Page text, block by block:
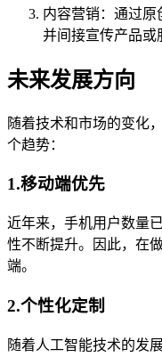
内容营销：通过原
并间接宣传产品或
未来发展方向
随着技术和市场的变化
个趋势：
1.移动端优先
近年来，手机用户数量
性不断提升。因此，在
端。
2.个性化定制
随着人工智能技术的发